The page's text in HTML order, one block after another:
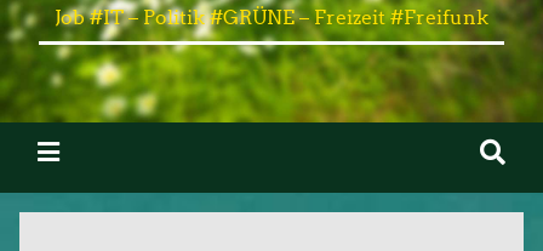
Job #IT – Politik #GRÜNE – Freizeit #Freifunk